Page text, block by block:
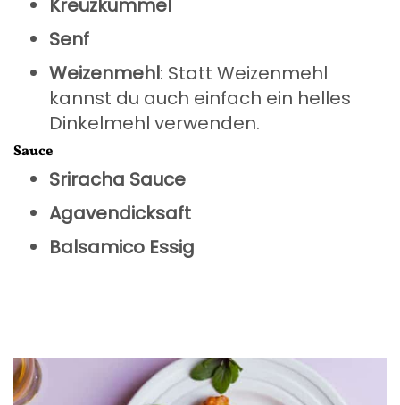
Kreuzkümmel
Senf
Weizenmehl: Statt Weizenmehl
kannst du auch einfach ein helles
Dinkelmehl verwenden.
Sauce
Sriracha Sauce
Agavendicksaft
Balsamico Essig